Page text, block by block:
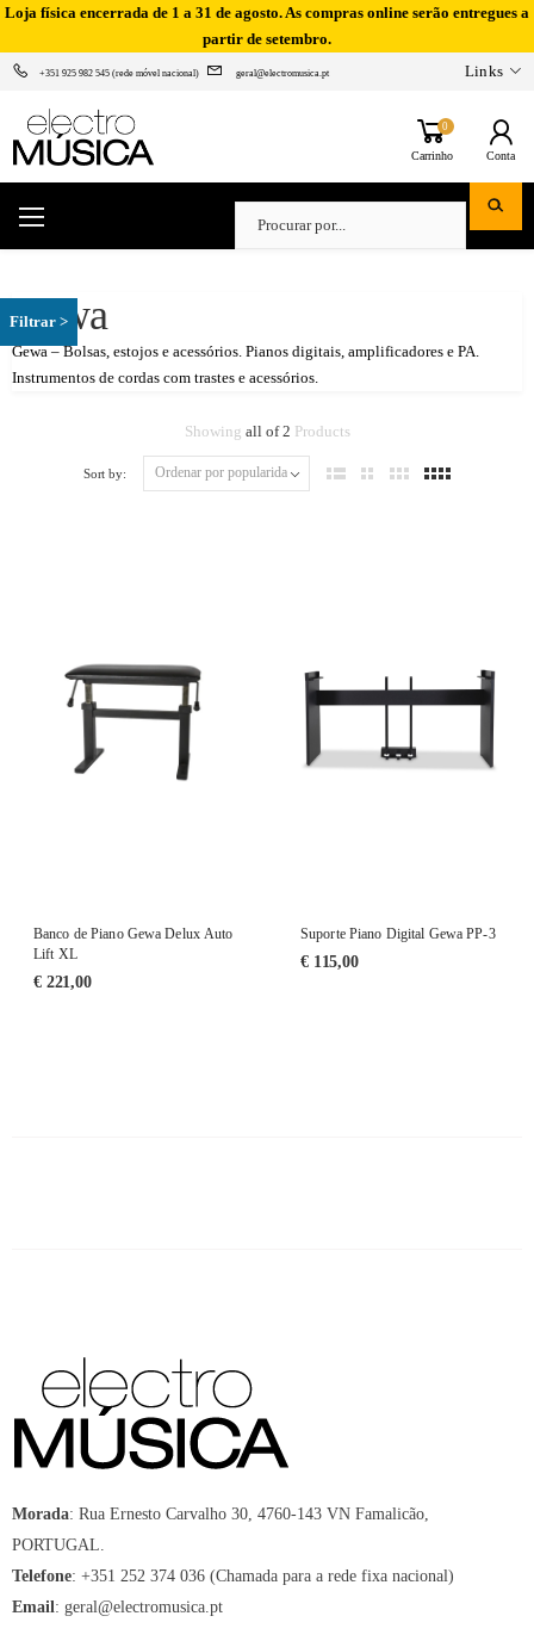
Loja física encerrada de 1 a 31 de agosto. As compras online serão entregues a
partir de setembro.
+351 925 982 545 (rede móvel nacional) geral@electromusica.pt Links
0
Carrinho Conta
Gewa
Gewa – Bolsas, estojos e acessórios. Pianos digitais, amplificadores e PA.
Instrumentos de cordas com trastes e acessórios.
Showing all of 2 Products
Sort by:
Banco de Piano Gewa Delux Auto
Lift XL
€221,00
Suporte Piano Digital Gewa PP-3
€115,00
Morada: Rua Ernesto Carvalho 30, 4760-143 VN Famalicão,
PORTUGAL.
Telefone: +351 252 374 036 (Chamada para a rede fixa nacional)
Email: geral@electromusica.pt